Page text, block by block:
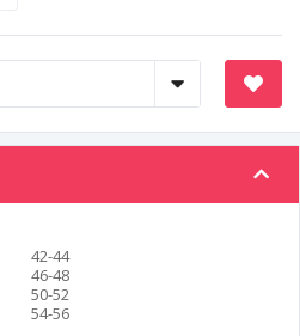
42-44
46-48
50-52
54-56